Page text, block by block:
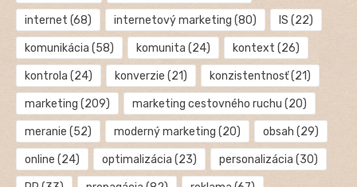
internet (68) internetový marketing (80) IS (22)
komunikácia (58) komunita (24) kontext (26)
kontrola (24) konverzie (21) konzistentnosť(21)
marketing (209) marketing cestovného ruchu (20)
meranie (52) moderný marketing (20) obsah (29)
online (24) optimalizácia (23) personalizácia (30)